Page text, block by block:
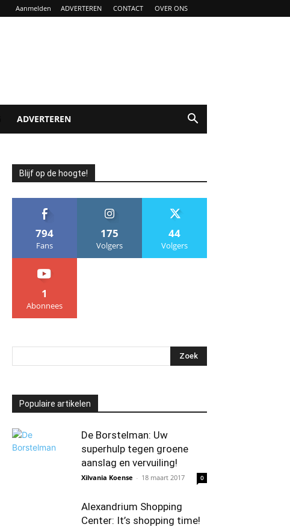
Aanmelden ADVERTEREN CONTACT OVER ONS
ADVERTEREN
Blijf op de hoogte!
794
Fans
175
Volgers
44
Volgers
1
Abonnees
Populaire artikelen
De Borstelman: Uw
superhulp tegen groene
aanslag en vervuiling!
Xilvania Koense - 18 maart 2017 0
Alexandrium Shopping
Center: It’s shopping time!